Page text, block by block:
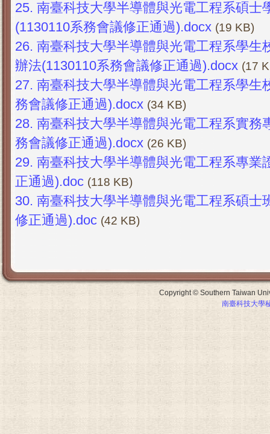
25. 南臺科技大學半導體與光電工程系碩士
(1130110系務會議修正通過).docx (19 KB)
26. 南臺科技大學半導體與光電工程系學生
辦法(1130110系務會議修正通過).docx (17
27. 南臺科技大學半導體與光電工程系學生
務會議修正通過).docx (34 KB)
28. 南臺科技大學半導體與光電工程系實務
務會議修正通過).docx (26 KB)
29. 南臺科技大學半導體與光電工程系專業
正通過).doc (118 KB)
30. 南臺科技大學半導體與光電工程系碩士
修正通過).doc (42 KB)
Copyright © Southern Taiwan
南臺科技大學